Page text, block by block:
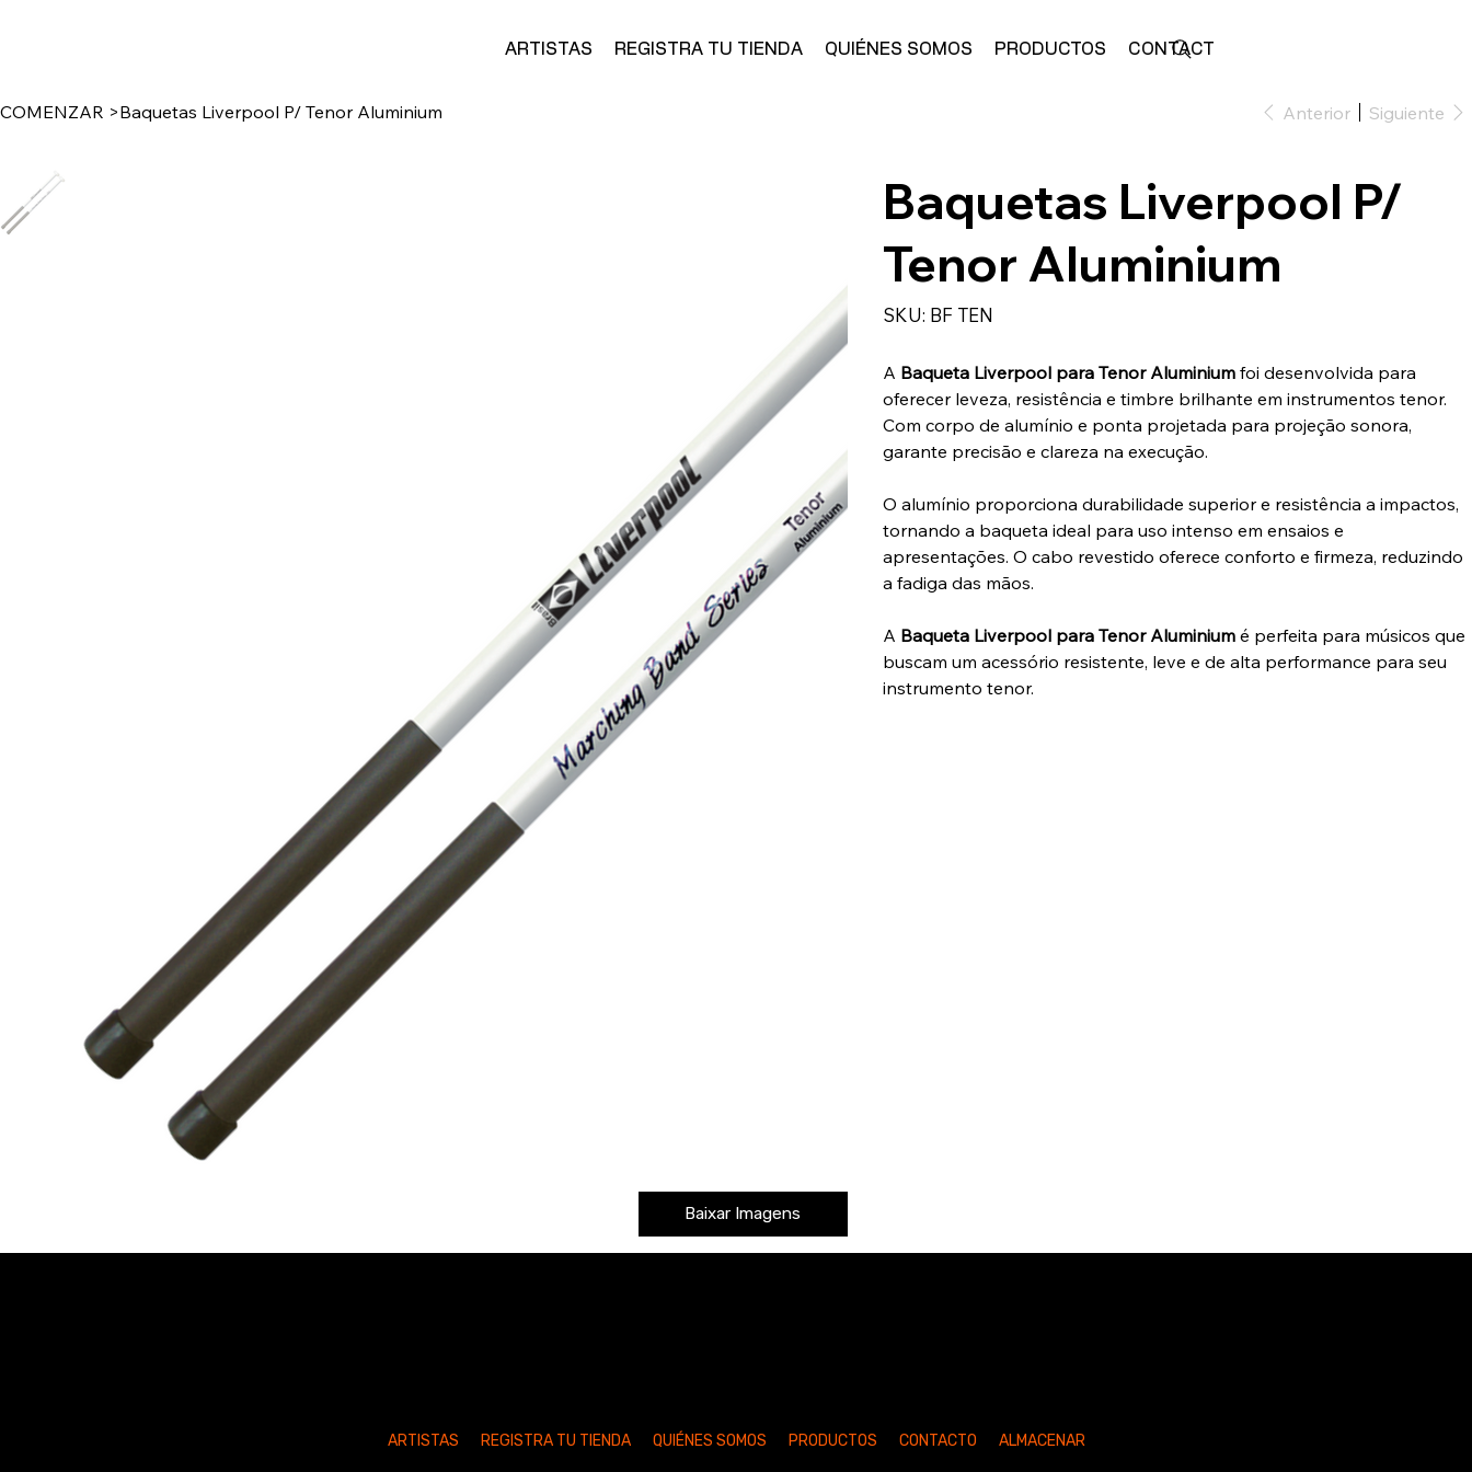
ARTISTAS REGISTRA TU TIENDA QUIÉNES SOMOS PRODUCTOS CONTACTO
COMENZAR >Baquetas Liverpool P/ Tenor Aluminium Anterior Siguiente
Baquetas Liverpool P/
Tenor Aluminium
SKU: SKU
BF
BF TEN
A Baqueta Liverpool para Tenor Aluminium foi desenvolvida para
oferecer leveza, resistência e timbre brilhante em instrumentos tenor.
Com corpo de alumínio e ponta projetada para projeção sonora,
garante precisão e clareza na execução.
O alumínio proporciona durabilidade superior e resistência a impactos,
tornando a baqueta ideal para uso intenso em ensaios e
apresentações. O cabo revestido oferece conforto e firmeza, reduzindo
a fadiga das mãos.
A Baqueta Liverpool para Tenor Aluminium é perfeita para músicos que
buscam um acessório resistente, leve e de alta performance para seu
instrumento tenor.
Baixar Imagens
ARTISTAS REGISTRA TU TIENDA QUIÉNES SOMOS PRODUCTOS CONTACTO ALMACENAR